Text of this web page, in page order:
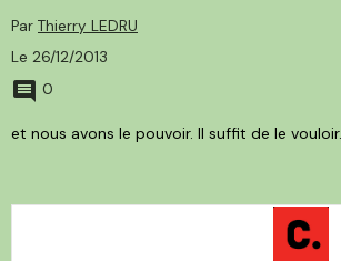
Par Thierry LEDRU
Le 26/12/2013
0
et nous avons le pouvoir. Il suffit de le vouloir.